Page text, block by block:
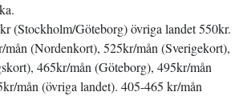
(Stockholm/Göteborg) övriga landet 550kr.
mån (Nordenkort), 525kr/mån (Sverigekort),
465kr/mån (Göteborg), 495kr/mån
mån (övriga landet). 405-465 kr/mån